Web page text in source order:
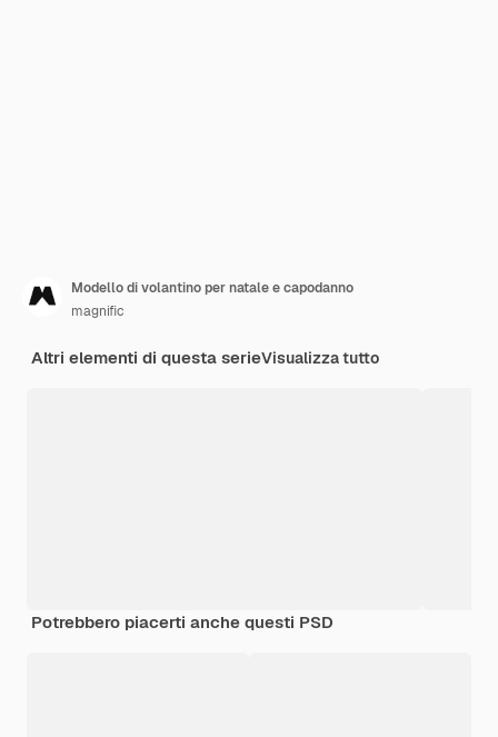
Modello di volantino per natale e capodanno
magnific
Altri elementi di questa serieVisualizza tutto
Potrebbero piacerti anche questi PSD